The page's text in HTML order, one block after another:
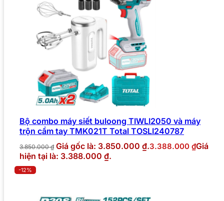
Bộ combo máy siết buloong TIWLI2050 và máy
trộn cầm tay TMK021T Total TOSLI240787
3.850.000₫ Giá gốc là: 3.850.000 ₫.3.388.000 ₫Giá
hiện tại là: 3.388.000 ₫.
-12%